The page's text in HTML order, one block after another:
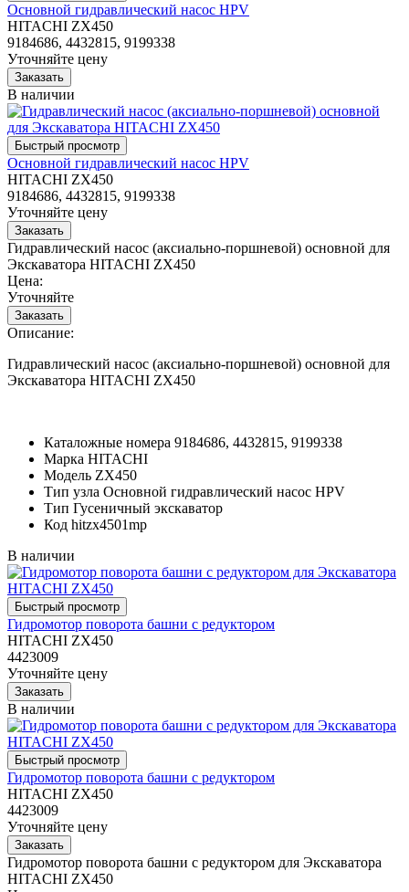
Основной гидравлический насос HPV
HITACHI ZX450
9184686, 4432815, 9199338
Уточняйте цену
В наличии
Основной гидравлический насос HPV
HITACHI ZX450
9184686, 4432815, 9199338
Уточняйте цену
Гидравлический насос (аксиально-поршневой) основной для
Экскаватора HITACHI ZX450
Цена:
Уточняйте
Описание:
Гидравлический насос (аксиально-поршневой) основной для
Экскаватора HITACHI ZX450
Каталожные номера 9184686, 4432815, 9199338
Марка HITACHI
Модель ZX450
Тип узла Основной гидравлический насос HPV
Тип Гусеничный экскаватор
Код hitzx4501mp
В наличии
Гидромотор поворота башни с редуктором
HITACHI ZX450
4423009
Уточняйте цену
В наличии
Гидромотор поворота башни с редуктором
HITACHI ZX450
4423009
Уточняйте цену
Гидромотор поворота башни с редуктором для Экскаватора
HITACHI ZX450